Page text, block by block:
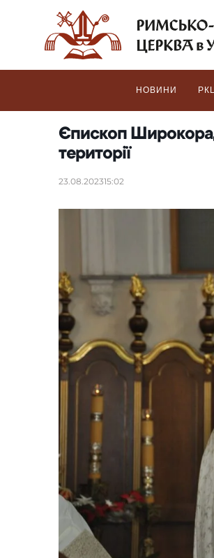
НОВИНИ
Єпископ
території
23.08.202315:02